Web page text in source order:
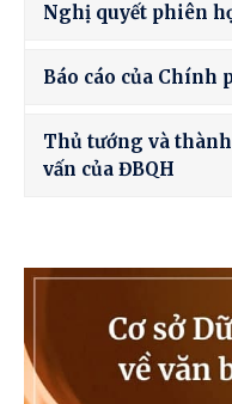
Nghị quyết phiên
Báo cáo của Chính
Thủ tướng và
vấn của ĐBQH